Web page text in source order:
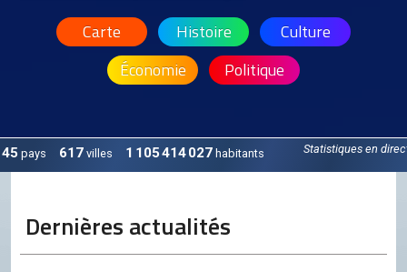
À PROPOS DE L'OCGC
Présentation de l'OCGC
ORGANES DE L'OCGC
Conseil de l'OCGC
Carte Histoire
Culture
Économie
Politique
Statistiques en
45 pays 617 villes 1 105 414 027 habitants
Dernières actualités